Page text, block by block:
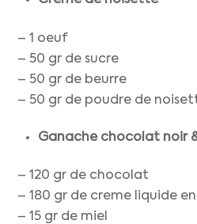
– 1 oeuf
– 50 gr de sucre
– 50 gr de beurre
– 50 gr de poudre de
Ganache chocolat noir
– 120 gr de chocolat
– 180 gr de creme liquide
– 15 gr de miel